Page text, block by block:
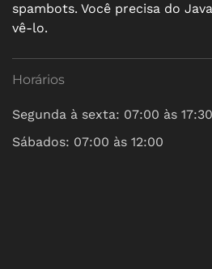
spambots. Você precisa do
vê-lo.
Horários
Segunda à sexta: 07:00 às 17:30
Sábados: 07:00 às 12:00